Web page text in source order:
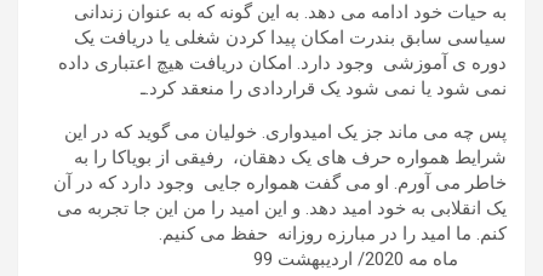
به حیات خود ادامه می دهد. به این گونه که به عنوان زندانی
سیاسی سابق بندرت امکان پیدا کردن شغلی یا دریافت یک
دوره ی آموزشی وجود دارد. امکان دریافت هیچ اعتباری داده
نمی شود یا نمی شود یک قراردادی را منعقد کرد.ـ
پس چه می ماند جز یک امیدواری. خولیان می گوید که در این
شرایط همواره حرف های یک دهقان، رفیقی از بویاکا را به
خاطر می آورم. او می گفت همواره جایی وجود دارد که در آن
یک انقلابی به خود امید دهد. و این امید را من این جا تجربه می
کنم. ما امید را در مبارزه روزانه حفظ می کنیم.
ماه مه 2020/ اردیبهشت 99